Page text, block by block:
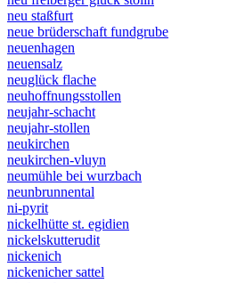
neu staßfurt
neue brüderschaft fundgrube
neuenhagen
neuensalz
neuglück flache
neuhoffnungsstollen
neujahr-schacht
neujahr-stollen
neukirchen
neukirchen-vluyn
neumühle bei wurzbach
neunbrunnental
ni-pyrit
nickelhütte st. egidien
nickelskutterudit
nickenich
nickenicher sattel